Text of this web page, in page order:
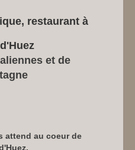
restaurant à
et de
attend au coeur de